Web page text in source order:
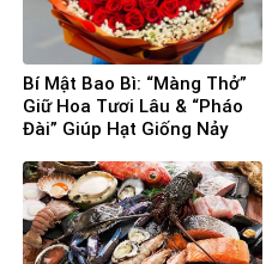
Bí Mật Bao Bì: “Màng Thở”
Giữ Hoa Tươi Lâu & “Pháo
Đài” Giúp Hạt Giống Nảy